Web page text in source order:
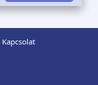
Kapcsolat